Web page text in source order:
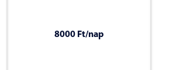
8000 Ft/nap